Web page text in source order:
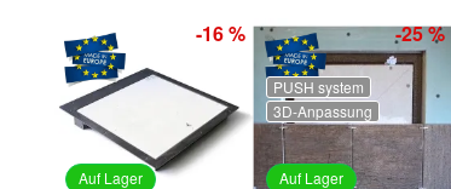
Auf Lager
-16 %
PUSH system
Auf Lager
3D-Anpassung
-25 %